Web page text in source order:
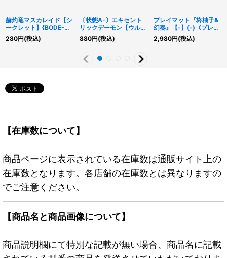
赫灼竜マスカレイド【シ
ークレット】{BODE-
JP038}《融合》
280円(税込)
〔状態A-〕エキセント
リックデーモン【ウルト
ラパラレル】{25WP-
JP302}《モンスター》
880円(税込)
プレイマット『柊柚子&
幻奏』【-】{-}《プレイ
マット》
2,980円(税込)
【在庫数について】
商品ページに表示されている在庫数は通販サイト上の
在庫数となります。各店舗の在庫数とは異なりますの
でご注意ください。
【商品名と商品画像について】
商品説明欄にて特別な記載が無い場合、商品名に記載